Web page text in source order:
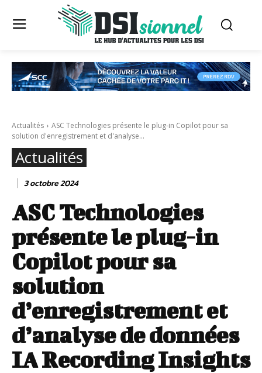
Actualités
ASC Technologies présente le plug-in Copilot pour sa
solution d'enregistrement et d'analyse...
Actualités
3 octobre 2024
ASC Technologies
présente le plug-in
Copilot pour sa
solution
d’enregistrement et
d’analyse de données
IA Recording Insights